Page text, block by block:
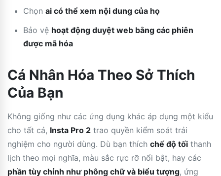
Chọn ai có thể xem nội dung của họ
Bảo vệ hoạt động duyệt web bằng các phiên
được mã hóa
Cá Nhân Hóa Theo Sở Thích
Của Bạn
Không giống như các ứng dụng khác áp dụng một kiểu
cho tất cả, Insta Pro 2 trao quyền kiểm soát trải
nghiệm cho người dùng. Dù bạn thích chế độ tối thanh
lịch theo mọi nghĩa, màu sắc rực rỡ nổi bật, hay các
phần tùy chỉnh như phông chữ và biểu tượng, ứng